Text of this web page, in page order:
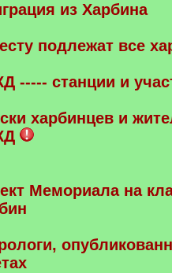
из Харбина
подлежат все
----- станции и
харбинцев и
Мемориала на